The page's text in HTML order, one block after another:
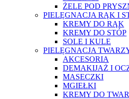
ŻELE POD
PIELĘGNACJA RĄK I
KREMY DO RĄK
KREMY DO STÓP
SOLE I KULE
PIELĘGNACJA
AKCESORIA
DEMAKIJAŻ I
MASECZKI
MGIEŁKI
KREMY DO